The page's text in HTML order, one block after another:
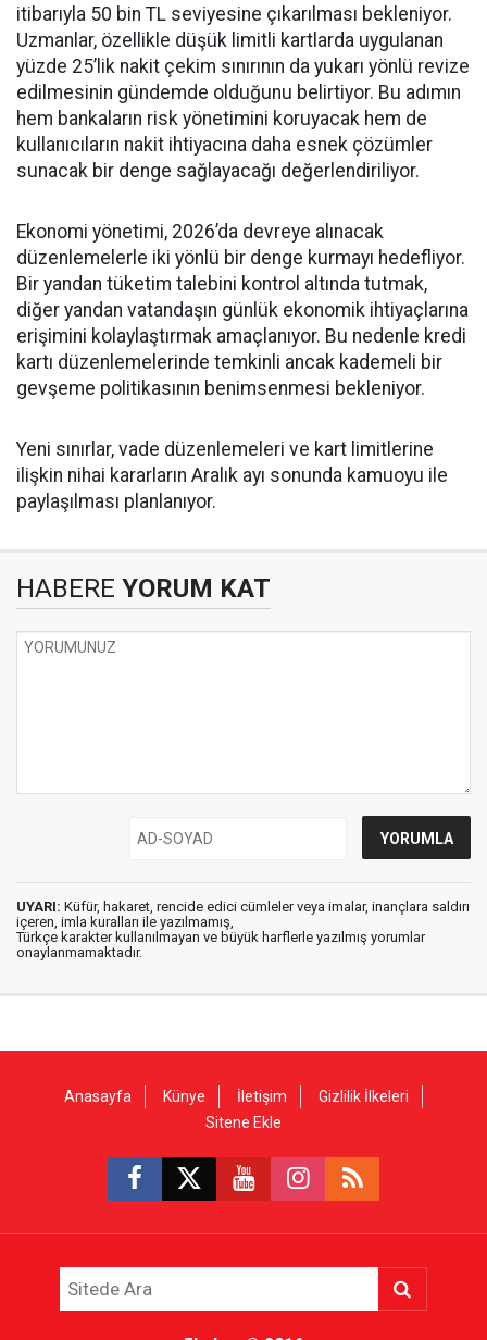
itibarıyla 50 bin TL seviyesine çıkarılması bekleniyor.
Uzmanlar, özellikle düşük limitli kartlarda uygulanan
yüzde 25’lik nakit çekim sınırının da yukarı yönlü revize
edilmesinin gündemde olduğunu belirtiyor. Bu adımın
hem bankaların risk yönetimini koruyacak hem de
kullanıcıların nakit ihtiyacına daha esnek çözümler
sunacak bir denge sağlayacağı değerlendiriliyor.
Ekonomi yönetimi, 2026’da devreye alınacak
düzenlemelerle iki yönlü bir denge kurmayı hedefliyor.
Bir yandan tüketim talebini kontrol altında tutmak,
diğer yandan vatandaşın günlük ekonomik ihtiyaçlarına
erişimini kolaylaştırmak amaçlanıyor. Bu nedenle kredi
kartı düzenlemelerinde temkinli ancak kademeli bir
gevşeme politikasının benimsenmesi bekleniyor.
Yeni sınırlar, vade düzenlemeleri ve kart limitlerine
ilişkin nihai kararların Aralık ayı sonunda kamuoyu ile
paylaşılması planlanıyor.
HABERE YORUM KAT
UYARI: Küfür, hakaret, rencide edici cümleler veya imalar, inançlara saldırı
içeren, imla kuralları ile yazılmamış,
Türkçe karakter kullanılmayan ve büyük harflerle yazılmış yorumlar
onaylanmamaktadır.
Anasayfa Künye İletişim
Gizlilik İlkeleri
Sitene Ekle